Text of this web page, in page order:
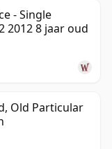
- Single
2012 8 jaar oud
Old Particular